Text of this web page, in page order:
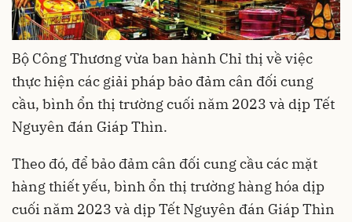
Bộ Công Thương vừa ban hành Chỉ thị về việc
thực hiện các giải pháp bảo đảm cân đối cung
cầu, bình ổn thị trường cuối năm 2023 và dịp Tết
Nguyên đán Giáp Thìn.
Theo đó, để bảo đảm cân đối cung cầu các mặt
hàng thiết yếu, bình ổn thị trường hàng hóa dịp
cuối năm 2023 và dịp Tết Nguyên đán Giáp Thìn